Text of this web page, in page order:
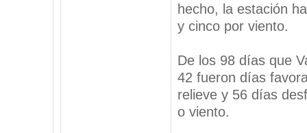
hecho, la estación
y cinco por viento.
De los 98 días que
42 fueron días
relieve y 56 días
o viento.